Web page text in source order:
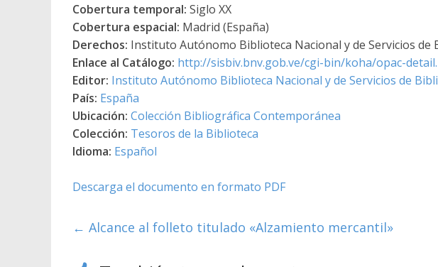
Cobertura temporal: Siglo XX
Cobertura espacial: Madrid (España)
Derechos: Instituto Autónomo Biblioteca Nacional y de Servicios de
Enlace al Catálogo: http://sisbiv.bnv.gob.ve/cgi-bin/koha/opac-
Editor: Instituto Autónomo Biblioteca Nacional y de Servicios de
País: España
Ubicación: Colección Bibliográfica Contemporánea
Colección: Tesoros de la Biblioteca
Idioma: Español
Descarga el documento en formato PDF
← Alcance al folleto titulado «Alzamiento mercantil»